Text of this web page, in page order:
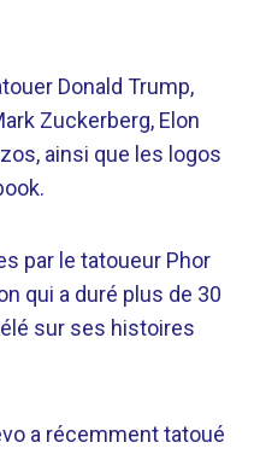
Donald Trump,
Zuckerberg, Elon
ainsi que les logos
par le tatoueur Phor
qui a duré plus de 30
sur ses histoires
a récemment tatoué